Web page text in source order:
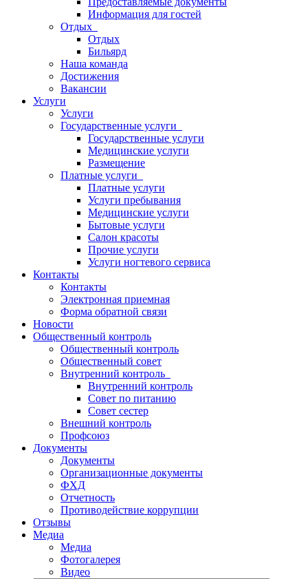
Информация для гостей
Отдых
Отдых
Бильярд
Наша команда
Достижения
Вакансии
Услуги
Услуги
Государственные услуги
Государственные услуги
Медицинские услуги
Размещение
Платные услуги
Платные услуги
Услуги пребывания
Медицинские услуги
Бытовые услуги
Салон красоты
Прочие услуги
Услуги ногтевого сервиса
Контакты
Контакты
Электронная приемная
Форма обратной связи
Новости
Общественный контроль
Общественный контроль
Общественный совет
Внутренний контроль
Внутренний контроль
Совет по питанию
Совет сестер
Внешний контроль
Профсоюз
Документы
Документы
Организационные документы
ФХД
Отчетность
Противодействие коррупции
Отзывы
Медиа
Медиа
Фотогалерея
Видео